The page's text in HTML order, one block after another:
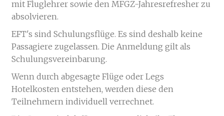
mit Fluglehrer sowie den MFGZ-Jahresrefresher zu
absolvieren.
EFT's sind Schulungsflüge. Es sind deshalb keine
Passagiere zugelassen. Die Anmeldung gilt als
Schulungsvereinbarung.
Wenn durch abgesagte Flüge oder Legs
Hotelkosten entstehen, werden diese den
Teilnehmern individuell verrechnet.